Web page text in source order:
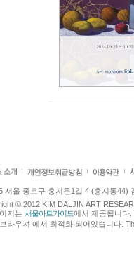
서울 종로구 홍지문1길 4 (홍지동44)
© 2012 KIM DALJIN ART
지는 서울아트가이드에서 제공됩니다
라우져 에서 최적화 되어있습니다.